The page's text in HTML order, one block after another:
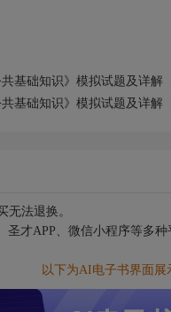
基础知识》模拟试题及详解
基础知识》模拟试题及详解
无法退换。
才APP、微信小程序等多种
以下为AI电子书界面展